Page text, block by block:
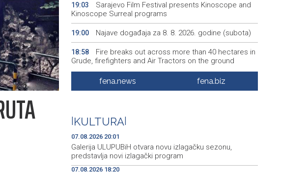
19:03
Sarajevo Film Festival presents Kinoscope and
Kinoscope Surreal programs
19:00 Najave događaja za 8. 8. 2026. godine (subota)
18:58
Fire breaks out across more than 40 hectares in
Grude, firefighters and Air Tractors on the ground
Zelenski doputovao u Beograd, sutra sastanak s
Vučićem
Konjic, third expected on Saturday
fena.news fena.biz
KULTURA
07.08.2026 20:01
Galerija ULUPUBiH otvara novu izlagačku sezonu,
predstavlja novi izlagački program
07.08.2026 18:20